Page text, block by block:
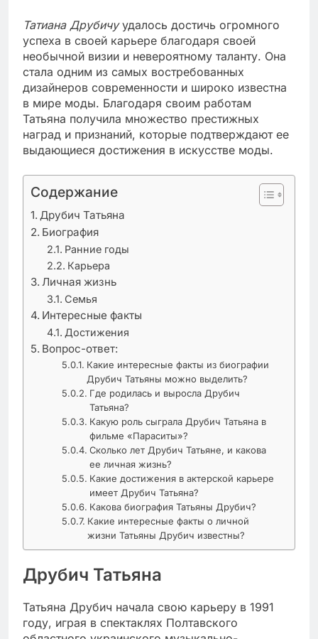
Татиана Друбичуудалось достичь огромного
успеха в своей карьере благодаря своей
необычной визии и невероятному таланту. Она
стала одним из самых востребованных
дизайнеров современности и широко известна
в мире моды. Благодаря своим работам
Татьяна получила множество престижных
наград и признаний, которые подтверждают ее
выдающиеся достижения в искусстве моды.
Содержание
Друбич Татьяна
Биография
Ранние годы
Карьера
Личная жизнь
Семья
Интересные факты
Достижения
Вопрос-ответ:
Какие интересные факты из биографии
Друбич Татьяны можно выделить?
Где родилась и выросла Друбич
Татьяна?
Какую роль сыграла Друбич Татьяна в
фильме «Параситы»?
Сколько лет Друбич Татьяне, и какова
ее личная жизнь?
Какие достижения в актерской карьере
имеет Друбич Татьяна?
Какова биография Татьяны Друбич?
Какие интересные факты о личной
жизни Татьяны Друбич известны?
Друбич Татьяна
Татьяна Друбич начала свою карьеру в 1991
году, играя в спектаклях Полтавского